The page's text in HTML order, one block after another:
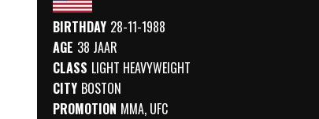
BIRTHDAY 28-11-1988
AGE 38 JAAR
CLASS LIGHT HEAVYWEIGHT
CITY BOSTON
PROMOTION MMA, UFC